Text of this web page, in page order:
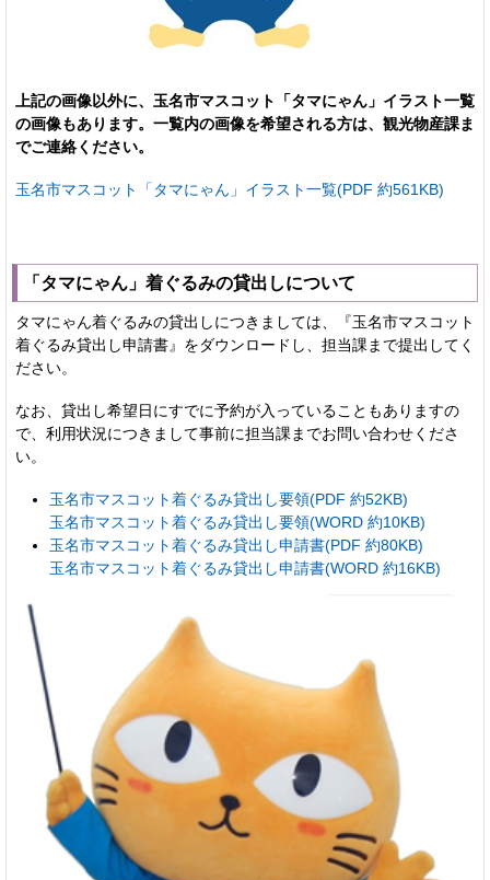
上記の画像以外に、玉名市マスコット「タマにゃん」イラスト一覧
の画像もあります。一覧内の画像を希望される方は、観光物産課ま
でご連絡ください。
玉名市マスコット「タマにゃん」イラスト一覧(PDF 約561KB)
「タマにゃん」着ぐるみの貸出しについて
タマにゃん着ぐるみの貸出しにつきましては、『玉名市マスコット
着ぐるみ貸出し申請書』をダウンロードし、担当課まで提出してく
ださい。
なお、貸出し希望日にすでに予約が入っていることもありますの
で、利用状況につきまして事前に担当課までお問い合わせくださ
い。
玉名市マスコット着ぐるみ貸出し要領(PDF 約52KB)
玉名市マスコット着ぐるみ貸出し要領(WORD 約10KB)
玉名市マスコット着ぐるみ貸出し申請書(PDF 約80KB)
玉名市マスコット着ぐるみ貸出し申請書(WORD 約16KB)